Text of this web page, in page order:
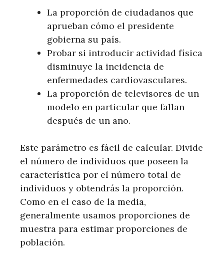
La proporción de ciudadanos que
aprueban cómo el presidente
gobierna su país.
Probar si introducir actividad física
disminuye la incidencia de
enfermedades cardiovasculares.
La proporción de televisores de un
modelo en particular que fallan
después de un año.
Este parámetro es fácil de calcular. Divide
el número de individuos que poseen la
característica por el número total de
individuos y obtendrás la proporción.
Como en el caso de la media,
generalmente usamos proporciones de
muestra para estimar proporciones de
población.